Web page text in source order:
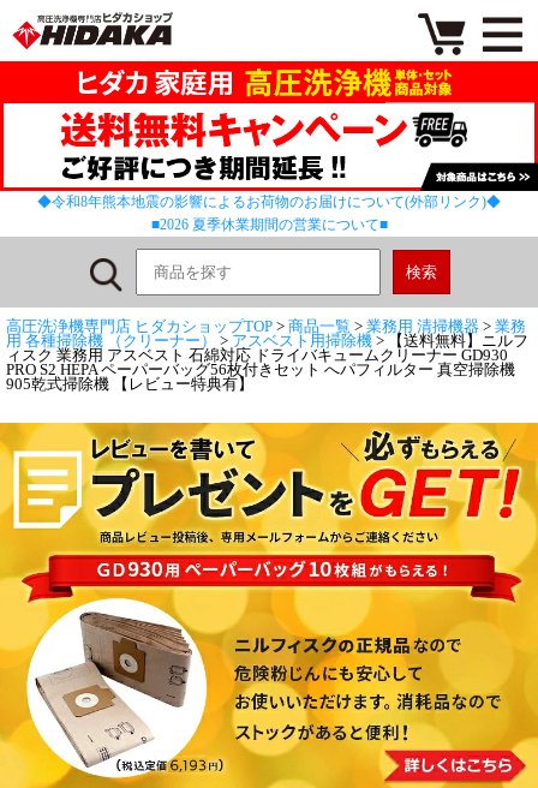
◆令和8年熊本地震の影響によるお荷物のお届けについて(外部リンク)◆
■2026 夏季休業期間の営業について■
高圧洗浄機専門店 ヒダカショップTOP > 商品一覧 > 業務用 清掃機器 > 業務
用 各種掃除機 （クリーナー）
> アスベスト用掃除機 > 【送料無料】ニルフ
ィスク 業務用 アスベスト 石綿対応 ドライバキュームクリーナー GD930
PRO S2 HEPA ペーパーバッグ56枚付きセット へパフィルター 真空掃除機
905乾式掃除機 【レビュー特典有】